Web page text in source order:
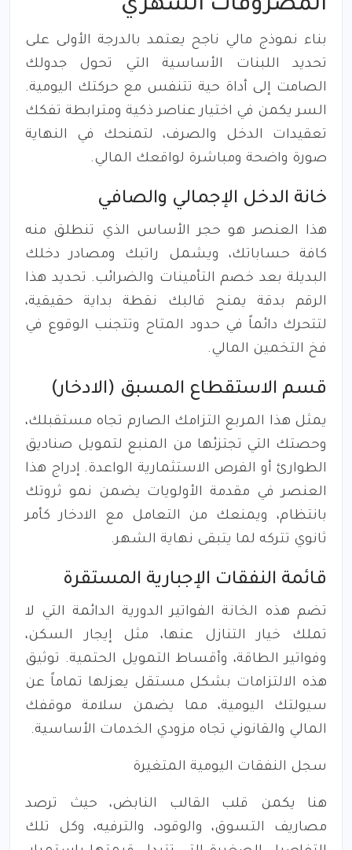
المصروفات الشهري
بناء نموذج مالي ناجح يعتمد بالدرجة الأولى على
تحديد اللبنات الأساسية التي تحول جدولك
الصامت إلى أداة حية تتنفس مع حركتك اليومية.
السر يكمن في اختيار عناصر ذكية ومترابطة تفكك
تعقيدات الدخل والصرف، لتمنحك في النهاية
صورة واضحة ومباشرة لواقعك المالي.
خانة الدخل الإجمالي والصافي
هذا العنصر هو حجر الأساس الذي تنطلق منه
كافة حساباتك، ويشمل راتبك ومصادر دخلك
البديلة بعد خصم التأمينات والضرائب. تحديد هذا
الرقم بدقة يمنح قالبك نقطة بداية حقيقية،
لتتحرك دائماً في حدود المتاح وتتجنب الوقوع في
فخ التخمين المالي.
قسم الاستقطاع المسبق (الادخار)
يمثل هذا المربع التزامك الصارم تجاه مستقبلك،
وحصتك التي تجتزئها من المنبع لتمويل صناديق
الطوارئ أو الفرص الاستثمارية الواعدة. إدراج هذا
العنصر في مقدمة الأولويات يضمن نمو ثروتك
بانتظام، ويمنعك من التعامل مع الادخار كأمر
ثانوي تتركه لما يتبقى نهاية الشهر.
قائمة النفقات الإجبارية المستقرة
تضم هذه الخانة الفواتير الدورية الدائمة التي لا
تملك خيار التنازل عنها، مثل إيجار السكن،
وفواتير الطاقة، وأقساط التمويل الحتمية. توثيق
هذه الالتزامات بشكل مستقل يعزلها تماماً عن
سيولتك اليومية، مما يضمن سلامة موقفك
المالي والقانوني تجاه مزودي الخدمات الأساسية.
سجل النفقات اليومية المتغيرة
هنا يكمن قلب القالب النابض، حيث ترصد
مصاريف التسوق، والوقود، والترفيه، وكل تلك